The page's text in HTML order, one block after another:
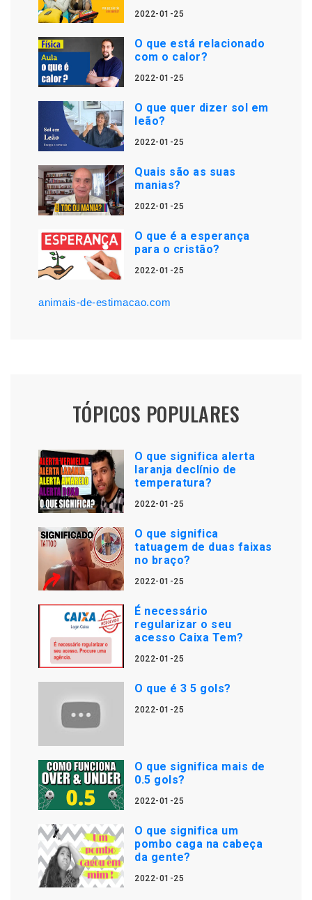
2022-01-25
O que está relacionado
com o calor?
2022-01-25
O que quer dizer sol em
leão?
2022-01-25
Quais são as suas
manias?
2022-01-25
O que é a esperança
para o cristão?
2022-01-25
animais-de-estimacao.com
TÓPICOS POPULARES
O que significa alerta
laranja declínio de
temperatura?
2022-01-25
O que significa
tatuagem de duas faixas
no braço?
2022-01-25
É necessário
regularizar o seu
acesso Caixa Tem?
2022-01-25
O que é 3 5 gols?
2022-01-25
O que significa mais de
0.5 gols?
2022-01-25
O que significa um
pombo caga na cabeça
da gente?
2022-01-25